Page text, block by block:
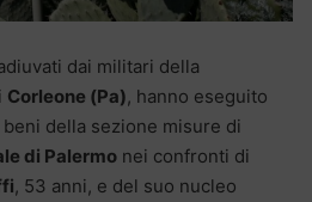
dai militari della
Corleone (Pa), hanno eseguito
della sezione misure di
di Palermo nei confronti di
, 53 anni, e del suo nucleo